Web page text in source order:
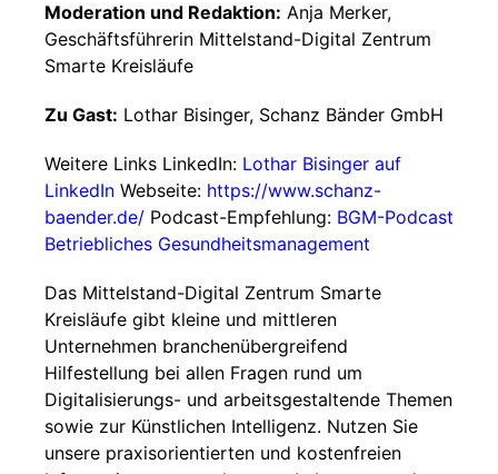
Moderation und Redaktion: Anja Merker,
Geschäftsführerin Mittelstand-Digital Zentrum
Smarte Kreisläufe
Zu Gast: Lothar Bisinger, Schanz Bänder GmbH
Weitere Links LinkedIn: Lothar Bisinger auf
LinkedIn Webseite: https://www.schanz-
baender.de/ Podcast-Empfehlung: BGM-Podcast
Betriebliches Gesundheitsmanagement
Das Mittelstand-Digital Zentrum Smarte
Kreisläufe gibt kleine und mittleren
Unternehmen branchenübergreifend
Hilfestellung bei allen Fragen rund um
Digitalisierungs- und arbeitsgestaltende Themen
sowie zur Künstlichen Intelligenz. Nutzen Sie
unsere praxisorientierten und kostenfreien